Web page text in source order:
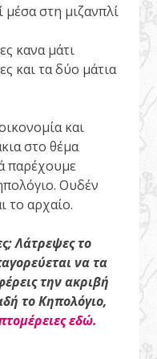
στη μιζανπλί
κανα μάτι
και τα δύο μάτια
και
στο θέμα
παρέχουμε
Ουδέν
το αρχαίο.
Λάτρεψες το
να τα
την ακριβή
το Κηπολόγιο,
εδώ.